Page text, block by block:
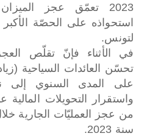
2023 تعمّق عجز
استحواذه على الحصّة
لتونس.
في الأثناء فإنّ تقلّص
واستقرار التحويلات
من عجز العمليّات الجارية
سنة 2023.